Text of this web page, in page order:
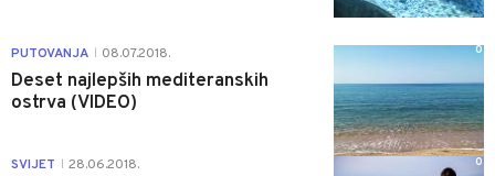
PUTOVANJA 08.07.2018.
Deset najlepših mediteranskih
ostrva (VIDEO)
0
SVIJET 28.06.2018. 0